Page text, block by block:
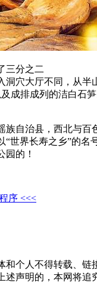
区域占了三分之
穴大厅不同，从
成排成列的洁白石
自治县，西北与
世界长寿之乡”的
园的！
序 <<<
个人不得转载、链
声明的，本网将追